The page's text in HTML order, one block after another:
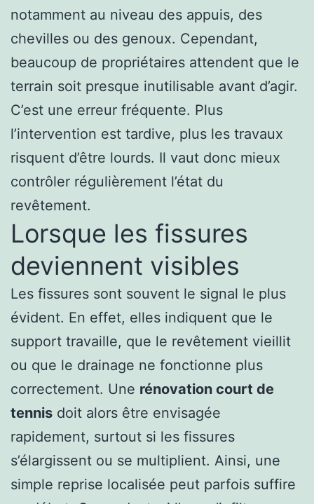
notamment au niveau des appuis, des
chevilles ou des genoux. Cependant,
beaucoup de propriétaires attendent que le
terrain soit presque inutilisable avant d’agir.
C’est une erreur fréquente. Plus
l’intervention est tardive, plus les travaux
risquent d’être lourds. Il vaut donc mieux
contrôler régulièrement l’état du
revêtement.
Lorsque les fissures
deviennent visibles
Les fissures sont souvent le signal le plus
évident. En effet, elles indiquent que le
support travaille, que le revêtement vieillit
ou que le drainage ne fonctionne plus
correctement. Une rénovation court de
tennis doit alors être envisagée
rapidement, surtout si les fissures
s’élargissent ou se multiplient. Ainsi, une
simple reprise localisée peut parfois suffire